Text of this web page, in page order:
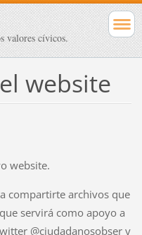
valores cívicos.
website
website.
compartirte archivos que
servirá como apoyo a
@ciudadanosobser y